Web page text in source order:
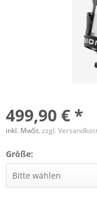
499,90 € *
inkl. MwSt.zzgl.
Größe: